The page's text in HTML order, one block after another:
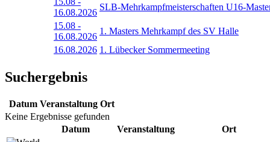
16.08.2026
SLB-Mehrkampfmeisterschaften U16-
15.08 -
16.08.2026
1. Masters Mehrkampf des SV Halle
16.08.2026 1. Lübecker Sommermeeting
Suchergebnis
Datum Veranstaltung Ort
Keine Ergebnisse gefunden
Datum
Veranstaltung Ort